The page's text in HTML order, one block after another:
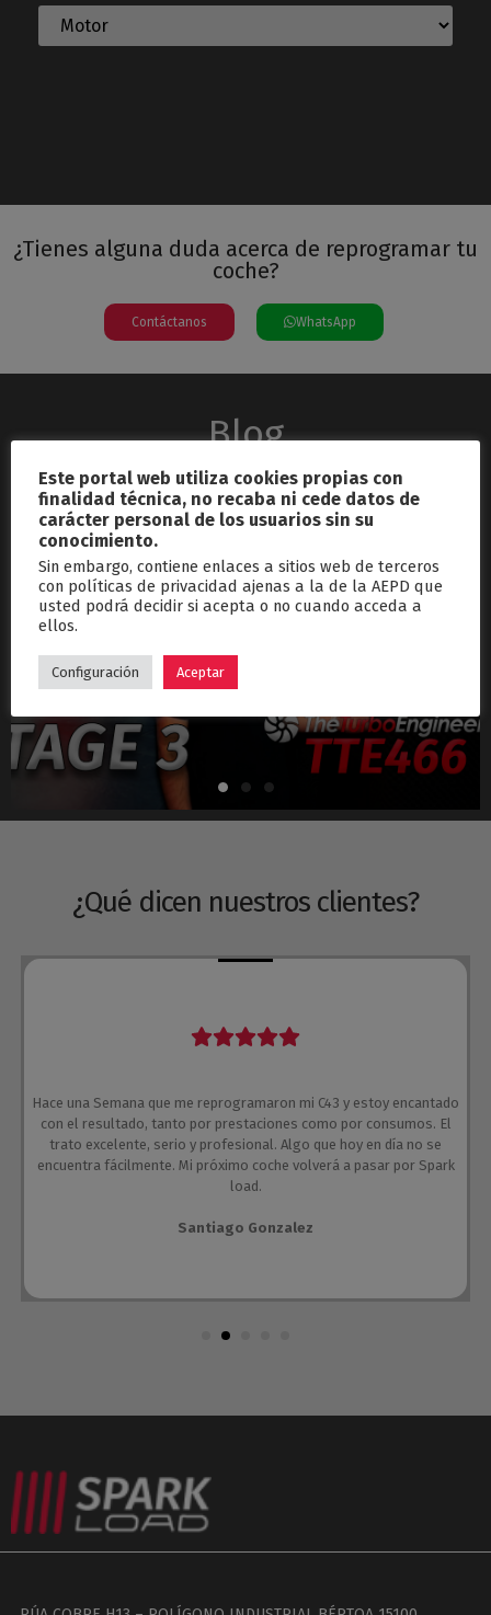
¿Tienes alguna duda acerca de reprogramar tu
coche?
Contáctanos WhatsApp
Blog
septiembre 26, 2024
Hyundai i30N Stage 3 – Turbo TTE466
¿Qué dicen nuestros clientes?
Hace una Semana que me reprogramaron mi C43 y estoy encantado
con el resultado, tanto por prestaciones como por consumos. El
trato excelente, serio y profesional. Algo que hoy en día no se
encuentra fácilmente. Mi próximo coche volverá a pasar por Spark
load.
Santiago Gonzalez
Este portal web utiliza cookies propias con
finalidad técnica, no recaba ni cede datos de
carácter personal de los usuarios sin su
conocimiento.
Sin embargo, contiene enlaces a sitios web de terceros
con políticas de privacidad ajenas a la de la AEPD que
usted podrá decidir si acepta o no cuando acceda a
ellos.
Configuración Aceptar